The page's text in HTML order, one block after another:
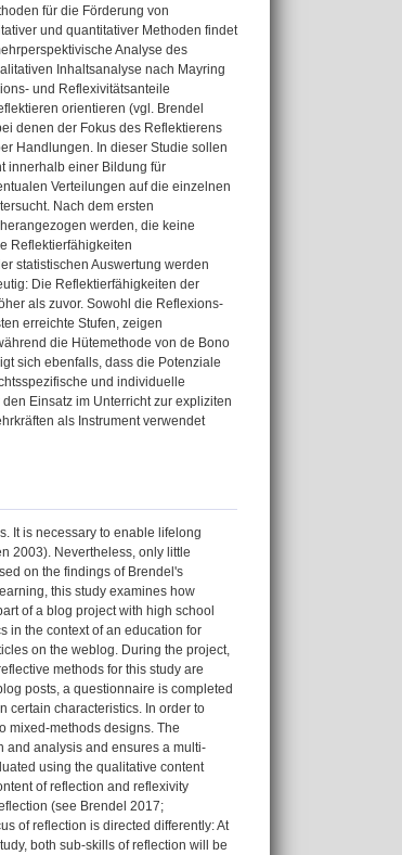
für die Förderung von
und quantitativer Methoden findet
Analyse des
Inhaltsanalyse nach Mayring
und Reflexivitätsanteile
orientieren (vgl. Brendel
denen der Fokus des Reflektierens
Handlungen. In dieser Studie sollen
innerhalb einer Bildung für
Verteilungen auf die einzelnen
Nach dem ersten
werden, die keine
Reflektierfähigkeiten
statistischen Auswertung werden
Die Reflektierfähigkeiten der
als zuvor. Sowohl die Reflexions-
erreichte Stufen, zeigen
die Hütemethode von de Bono
sich ebenfalls, dass die Potenziale
und individuelle
Einsatz im Unterricht zur expliziten
als Instrument verwendet
It is necessary to enable lifelong
2003). Nevertheless, only little
on the findings of Brendel's
this study examines how
of a blog project with high school
in the context of an education for
on the weblog. During the project,
methods for this study are
posts, a questionnaire is completed
certain characteristics. In order to
mixed-methods designs. The
and analysis and ensures a multi-
using the qualitative content
of reflection and reflexivity
(see Brendel 2017;
of reflection is directed differently: At
both sub-skills of reflection will be